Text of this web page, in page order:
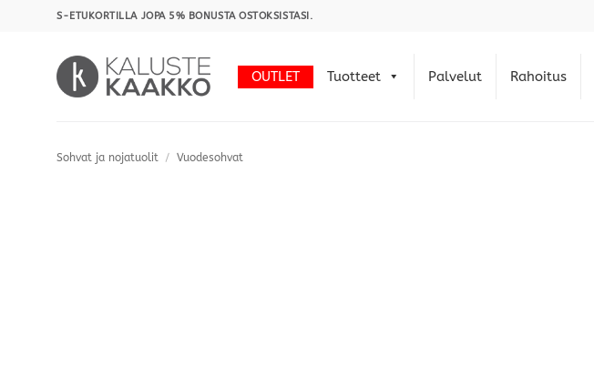
S-ETUKORTILLA JOPA 5% BONUSTA OSTOKSISTASI.
OUTLET Tuotteet Palvelut Rahoitus
Sohvat ja nojatuolit / Vuodesohvat